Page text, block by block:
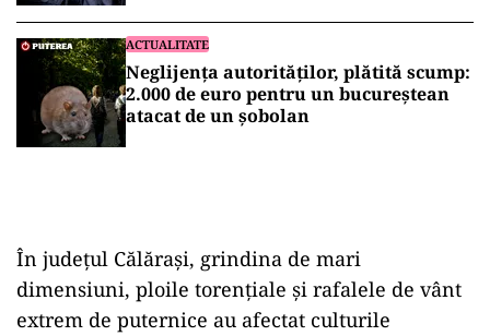
ACTUALITATE
Neglijența autorităților, plătită scump:
2.000 de euro pentru un bucureștean
atacat de un șobolan
În județul Călărași, grindina de mari
dimensiuni, ploile torențiale și rafalele de vânt
extrem de puternice au afectat culturile